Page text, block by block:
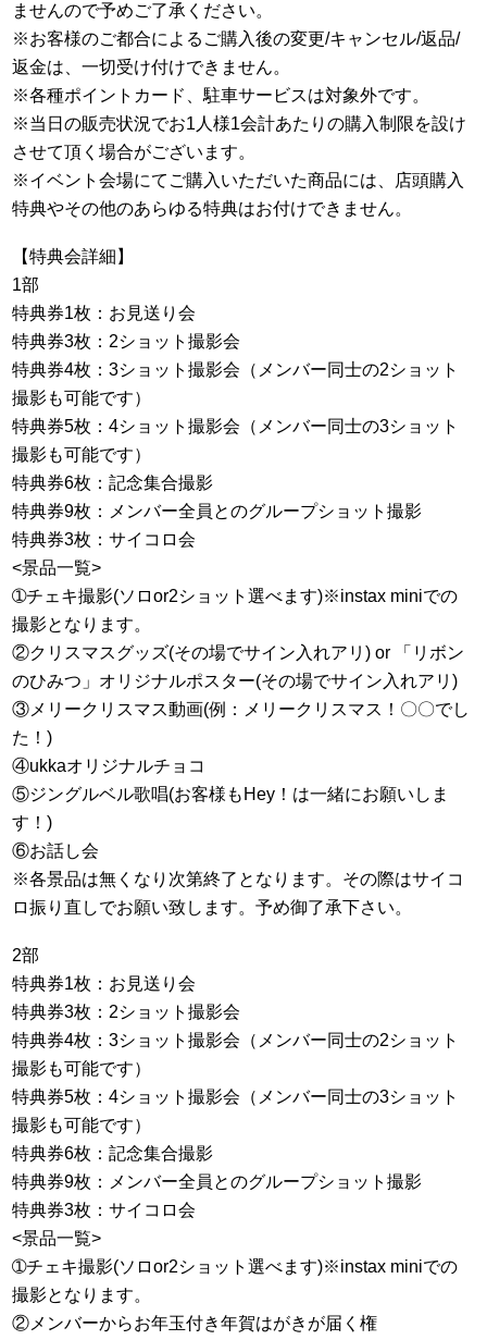
ませんので予めご了承ください。
※お客様のご都合によるご購入後の変更/キャンセル/返品/
返金は、一切受け付けできません。
※各種ポイントカード、駐車サービスは対象外です。
※当日の販売状況でお1人様1会計あたりの購入制限を設け
させて頂く場合がございます。
※イベント会場にてご購入いただいた商品には、店頭購入
特典やその他のあらゆる特典はお付けできません。
【特典会詳細】
1部
特典券1枚：お見送り会
特典券3枚：2ショット撮影会
特典券4枚：3ショット撮影会（メンバー同士の2ショット
撮影も可能です）
特典券5枚：4ショット撮影会（メンバー同士の3ショット
撮影も可能です）
特典券6枚：記念集合撮影
特典券9枚：メンバー全員とのグループショット撮影
特典券3枚：サイコロ会
<景品一覧>
➀チェキ撮影(ソロor2ショット選べます)※instax miniでの
撮影となります。
②クリスマスグッズ(その場でサイン入れアリ) or 「リボン
のひみつ」オリジナルポスター(その場でサイン入れアリ)
③メリークリスマス動画(例：メリークリスマス！〇〇でし
た！)
④ukkaオリジナルチョコ
⑤ジングルベル歌唱(お客様もHey！は一緒にお願いしま
す！)
⑥お話し会
※各景品は無くなり次第終了となります。その際はサイコ
ロ振り直しでお願い致します。予め御了承下さい。
2部
特典券1枚：お見送り会
特典券3枚：2ショット撮影会
特典券4枚：3ショット撮影会（メンバー同士の2ショット
撮影も可能です）
特典券5枚：4ショット撮影会（メンバー同士の3ショット
撮影も可能です）
特典券6枚：記念集合撮影
特典券9枚：メンバー全員とのグループショット撮影
特典券3枚：サイコロ会
<景品一覧>
➀チェキ撮影(ソロor2ショット選べます)※instax miniでの
撮影となります。
②メンバーからお年玉付き年賀はがきが届く権